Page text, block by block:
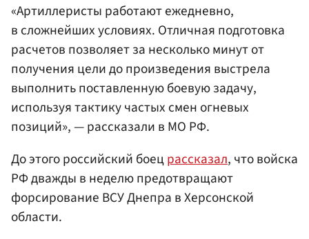
«Артиллеристы работают ежедневно,
в сложнейших условиях. Отличная подготовка
расчетов позволяет за несколько минут от
получения цели до произведения выстрела
выполнить поставленную боевую задачу,
используя тактику частых смен огневых
позиций», — рассказали в МО РФ.
До этого российский боецрассказал, что войска
РФ дважды в неделю предотвращают
форсирование ВСУ Днепра в Херсонской
области.